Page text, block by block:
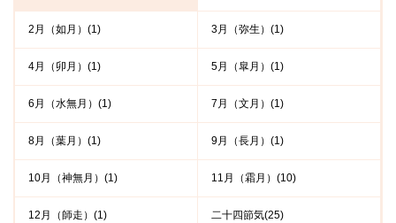
2月（如月）(1) 3月（弥生）(1)
4月（卯月）(1) 5月（皐月）(1)
6月（水無月）(1) 7月（文月）(1)
8月（葉月）(1) 9月（長月）(1)
10月（神無月）(1) 11月（霜月）(10)
12月（師走）(1) 二十四節気(25)